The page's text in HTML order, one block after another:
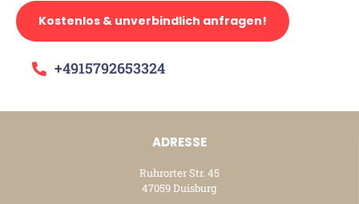
Kostenlos & unverbindlich anfragen!
+4915792653324
ADRESSE
Ruhrorter Str. 45
47059 Duisburg